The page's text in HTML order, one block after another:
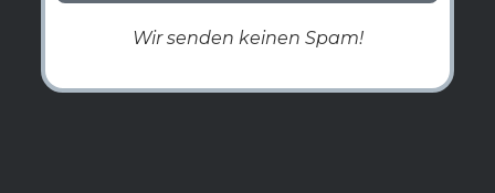
Wir senden keinen Spam!